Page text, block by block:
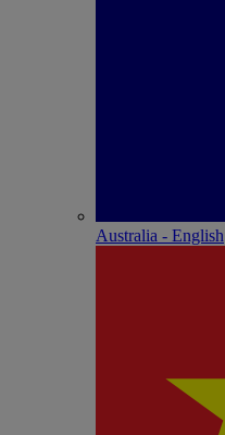
Australia - English